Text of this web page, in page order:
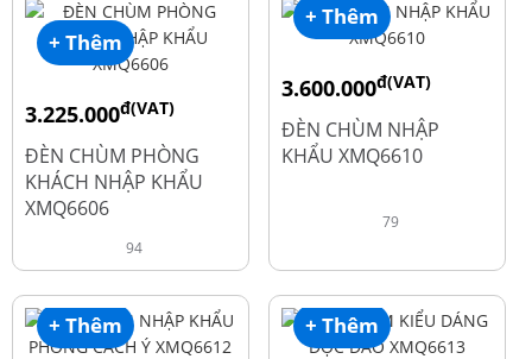
+ Thêm
3.225.000đ(VAT)
4.300.000
ĐÈN CHÙM PHÒNG
KHÁCH NHẬP KHẨU
XMQ6606
94
+ Thêm
3.600.000đ(VAT)
4.800.000
ĐÈN CHÙM NHẬP
KHẨU XMQ6610
79
+ Thêm + Thêm